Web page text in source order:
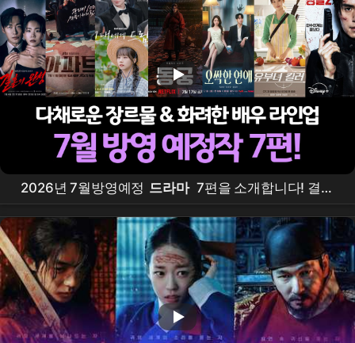
2026년 7월방영예정 드라마 7편을 소개합니다! 결혼
의완성, 아파트 , 그대에게드림, 동궁 , 오싹한연애, 유
부녀킬러, 킬리들의쇼핑몰시즌2 #7월 드라마 라인업,
#7월방영
드라마